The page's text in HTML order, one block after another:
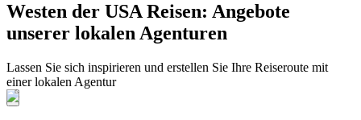
Westen der USA Reisen: Angebote
unserer lokalen Agenturen
Lassen Sie sich inspirieren und erstellen Sie Ihre Reiseroute mit
einer lokalen Agentur